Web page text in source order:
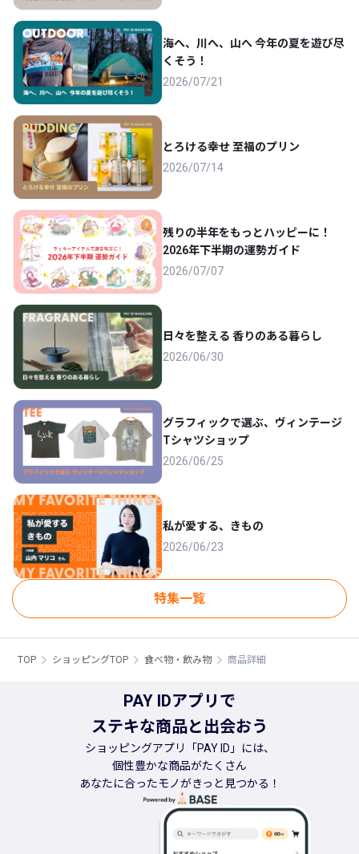
海へ、川へ、山へ 今年の夏を遊び尽
くそう！
2026/07/21
とろける幸せ 至福のプリン
2026/07/14
残りの半年をもっとハッピーに！
2026年下半期の運勢ガイド
2026/07/07
日々を整える 香りのある暮らし
2026/06/30
グラフィックで選ぶ、ヴィンテージ
Tシャツショップ
2026/06/25
私が愛する、きもの
2026/06/23
特集一覧
TOP ショッピングTOP 食べ物・飲み物 商品詳細
PAY IDアプリで
ステキな商品と出会おう
ショッピングアプリ「PAY ID」には、
個性豊かな商品がたくさん
あなたに合ったモノがきっと見つかる！